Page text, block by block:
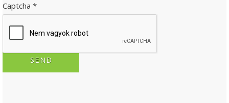
Captcha *
SEND